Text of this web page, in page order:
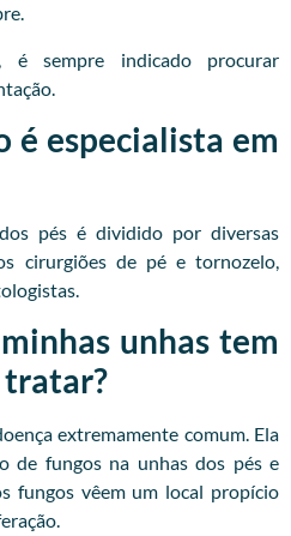
é sempre indicado procurar
é especialista em
pés é dividido por diversas
cirurgiões de pé e tornozelo,
unhas tem
tratar?
extremamente comum. Ela
de fungos na unhas dos pés e
fungos vêem um local propício